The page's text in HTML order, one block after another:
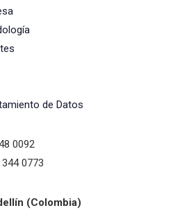
de Datos
0092
0773
(Colombia)